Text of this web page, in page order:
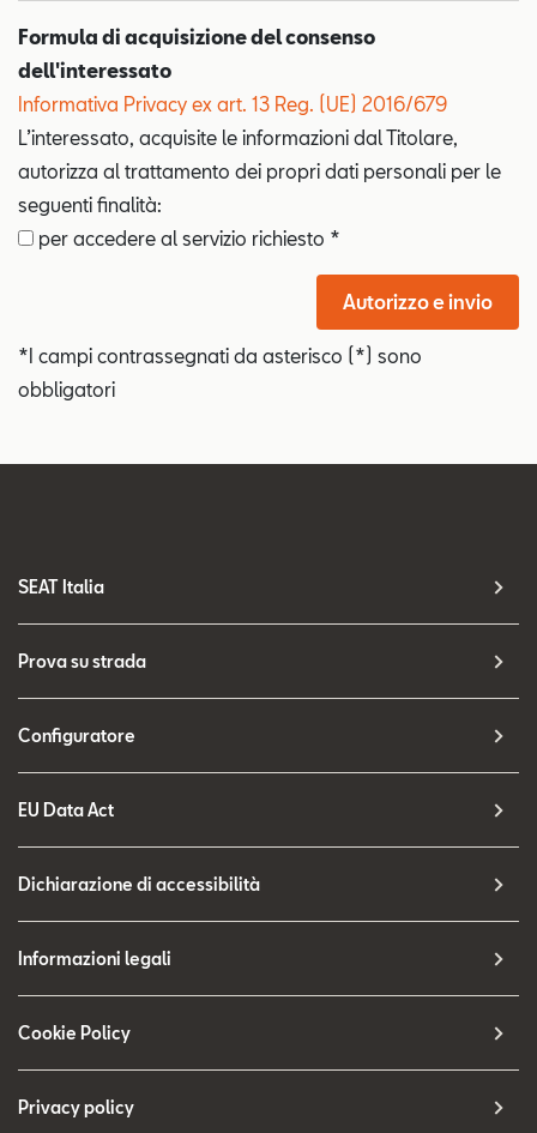
Formula di acquisizione del consenso
dell'interessato
Informativa Privacy ex art. 13 Reg. (UE) 2016/679
L’interessato, acquisite le informazioni dal Titolare,
autorizza al trattamento dei propri dati personali per le
seguenti finalità:
per accedere al servizio richiesto *
Autorizzo e invio
*I campi contrassegnati da asterisco (*) sono
obbligatori
SEAT Italia
Prova su strada
Configuratore
EU Data Act
Dichiarazione di accessibilità
Informazioni legali
Cookie Policy
Privacy policy